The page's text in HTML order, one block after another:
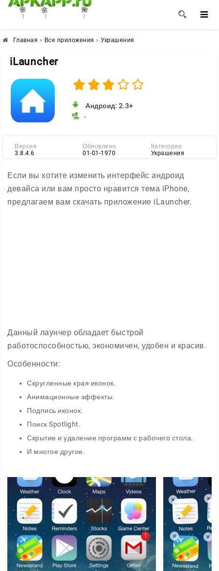
🌸 🌼 🌺
Главная » Все приложения » Украшения
iLauncher
Андроид: 2.3+
-
Версия
3.8.4.6
Обновлено
01-01-1970
Категория
Украшения
Если вы хотите изменить интерфейс андроид
девайса или вам просто нравится тема iPhone,
предлагаем вам скачать приложение iLauncher.
Данный лаунчер обладает быстрой
работоспособностью, экономичен, удобен и красив.
Особенности:
Скругленные края иконок.
Анимационные эффекты.
Подпись иконок.
Поиск Spotlight.
Скрытие и удаление программ с рабочего стола.
И многое другое.